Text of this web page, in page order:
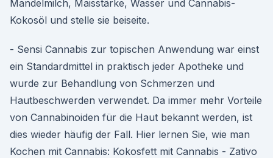
Mandelmilch, Maisstärke, Wasser und Cannabis-
Kokosöl und stelle sie beiseite.
- Sensi Cannabis zur topischen Anwendung war einst
ein Standardmittel in praktisch jeder Apotheke und
wurde zur Behandlung von Schmerzen und
Hautbeschwerden verwendet. Da immer mehr Vorteile
von Cannabinoiden für die Haut bekannt werden, ist
dies wieder häufig der Fall. Hier lernen Sie, wie man
Kochen mit Cannabis: Kokosfett mit Cannabis - Zativo